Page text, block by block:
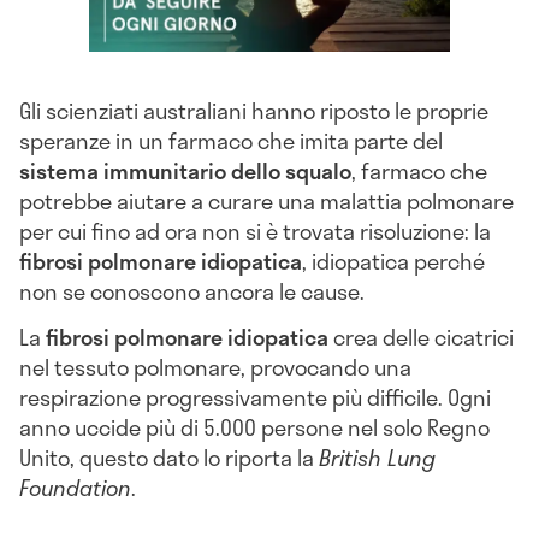
Gli scienziati australiani hanno riposto le proprie
speranze in un farmaco che imita parte del
sistema immunitario dello squalo, farmaco che
potrebbe aiutare a curare una malattia polmonare
per cui fino ad ora non si è trovata risoluzione: la
fibrosi polmonare idiopatica, idiopatica perché
non se conoscono ancora le cause.
Lafibrosi polmonare idiopaticacrea delle cicatrici
nel tessuto polmonare, provocando una
respirazione progressivamente più difficile. Ogni
anno uccide più di 5.000 persone nel solo Regno
Unito, questo dato lo riporta laBritish Lung
Foundation.